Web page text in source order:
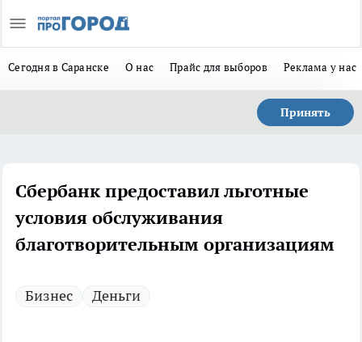
Сегодня в Саранске О нас Прайс для выборов Реклама у нас
Принять
Сбербанк предоставил льготные
условия обслуживания
благотворительным организациям
Бизнес Деньги